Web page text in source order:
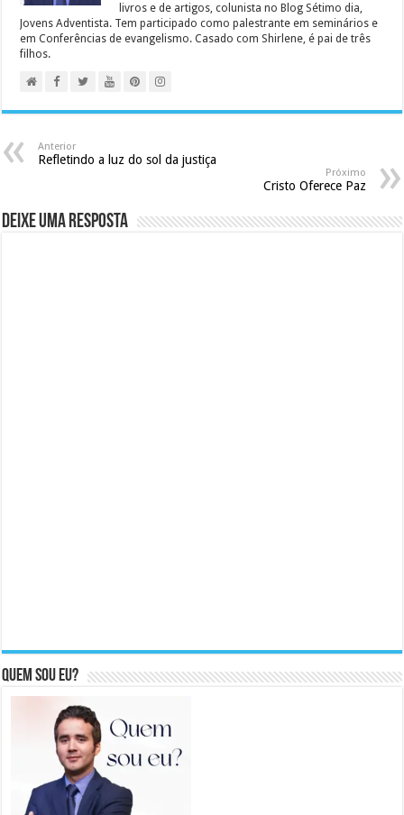
livros e de artigos, colunista no Blog Sétimo dia,
Jovens Adventista. Tem participado como palestrante em seminários e
em Conferências de evangelismo. Casado com Shirlene, é pai de três
filhos.
Anterior
Refletindo a luz do sol da justiça
Próximo
Cristo Oferece Paz
Deixe uma resposta
Quem sou eu?